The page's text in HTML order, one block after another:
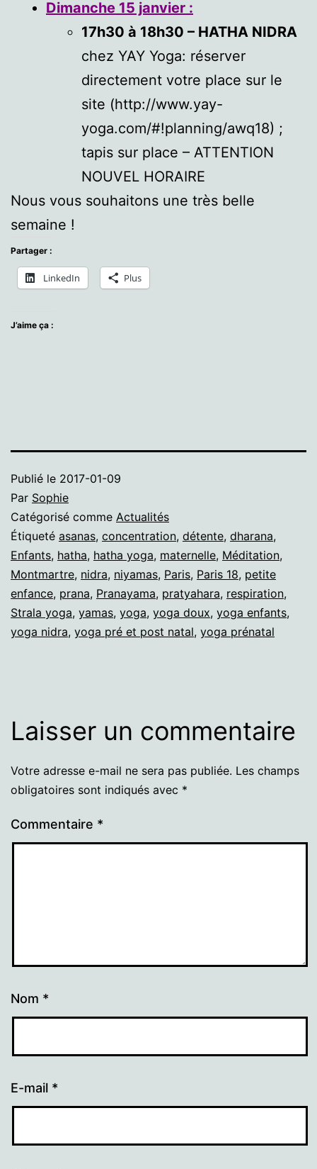
Dimanche 15 janvier :
17h30 à 18h30 – HATHA NIDRA
chez YAY Yoga: réserver
directement votre place sur le
site (http://www.yay-
yoga.com/#!planning/awq18) ;
tapis sur place – ATTENTION
NOUVEL HORAIRE
Nous vous souhaitons une très belle
semaine !
Partager :
LinkedIn Plus
J’aime ça :
Publié le 2017-01-09
Par Sophie
Catégorisé comme Actualités
Étiqueté asanas, concentration, détente, dharana,
Enfants, hatha, hatha yoga, maternelle, Méditation,
Montmartre, nidra, niyamas, Paris, Paris 18, petite
enfance, prana, Pranayama, pratyahara, respiration,
Strala yoga, yamas, yoga, yoga doux, yoga enfants,
yoga nidra, yoga pré et post natal, yoga prénatal
Laisser un commentaire
Votre adresse e-mail ne sera pas publiée. Les champs
obligatoires sont indiqués avec *
Commentaire *
Nom *
E-mail *